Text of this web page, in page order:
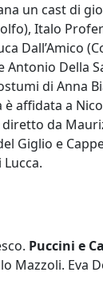
un cast di
Italo
Dall’Amico
Antonio Della
di Anna
affidata a
diretto da
Giglio e
Puccini e
Mazzoli. Eva